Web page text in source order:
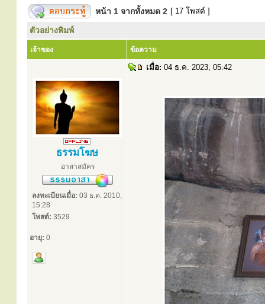
หน้า 1 จากทั้งหมด 2 [ 17 โพสต์ ]
ตัวอย่างพิมพ์
เจ้าของ ข้อความ
เมื่อ: 04 ธ.ค. 2023, 05:42
ธรรมโฆษ
อาสาสมัคร
ลงทะเบียนเมื่อ: 03 ธ.ค. 2010,
15:28
โพสต์: 3529
อายุ: 0